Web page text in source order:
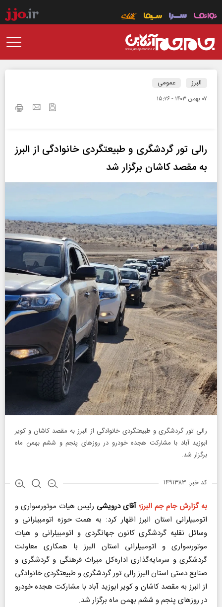
البرز عمومی
۰۷ بهمن ۱۴۰۳ - ۱۵:۲۶
رالی تور گردشگری و طبیعتگردی خانوادگی از البرز
به مقصد کاشان برگزار شد
رالی تور گردشگری و طبیعتگردی خانوادگی از البرز به مقصد کاشان و کویر
ابوزید آباد با مشارکت هجده خودرو در روزهای پنجم و ششم بهمن ماه
برگزار شد.
کد خبر: ۱۴۹۱۳۸۳
به گزارش جام جم البرز؛ آقای درویشی رئیس هیات موتورسواری و
اتومبیلرانی استان البرز اظهار کرد: به همت حوزه اتومبیلرانی و
وسائل نقلیه گردشگری کانون جهانگردی و اتومبیلرانی و هیات
موتورسواری و اتومبیلرانی استان البرز با همکاری معاونت
گردشگری و سرمایه‌گذاری اداره‌کل میراث فرهنگی و گردشگری و
صنایع دستی استان البرز رالی تور گردشگری و طبیعتگردی خانوادگی
از البرز به مقصد کاشان و کویر ابوزید آباد با مشارکت هجده خودرو
در روز‌های پنجم و ششم بهمن ماه برگزار شد.